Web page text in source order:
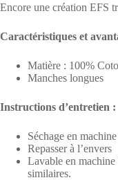
Encore une création EFS
Caractéristiques et
Matière : 100%
Manches longues
Instructions d’entretien :
Séchage en
Repasser à l’envers
Lavable en machine
similaires.